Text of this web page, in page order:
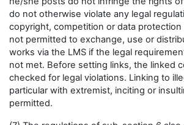
do not otherwise violate any legal
copyright, competition or data protection
not permitted to exchange, use or
works via the LMS if the legal
not met. Before setting links, the linked
checked for legal violations. Linking to
particular with extremist, inciting or
permitted.